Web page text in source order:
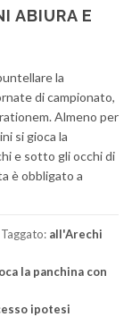
ABIURA E
la
di campionato,
Almeno per
si gioca la
e sotto gli occhi di
è obbligato a
Taggato: all'Arechi
la panchina con
ipotesi